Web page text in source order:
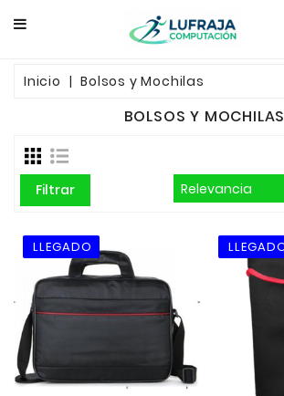
GAMERS
COMPUTACION
FUENTES
CCTV
ELECTRO
Inicio Bolsos y Mochilas
BOLSOS Y MOCHILAS
Filtrar Relevancia